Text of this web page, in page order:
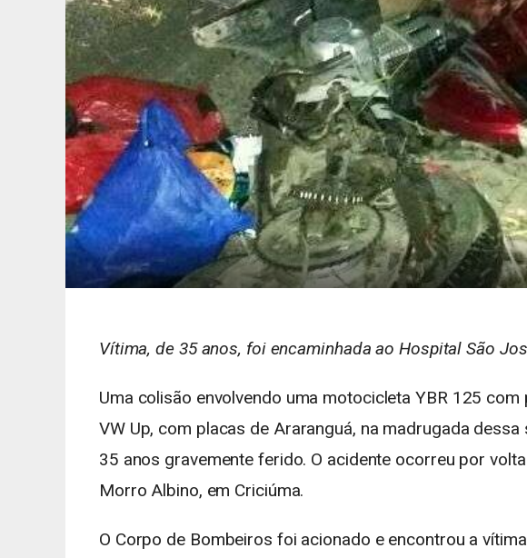
Vítima, de 35 anos, foi encaminhada ao Hospital São
Uma colisão envolvendo uma motocicleta YBR 125
VW Up, com placas de Araranguá, na madrugada
35 anos gravemente ferido. O acidente ocorreu por
Morro Albino, em Criciúma.
O Corpo de Bombeiros foi acionado e encontrou a